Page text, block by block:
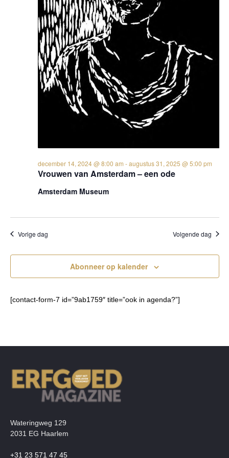
Vrouwen van Amsterdam – een ode
december 14, 2024 @ 8:00 am -augustus 31, 2025 @ 5:00 pm
Amsterdam Museum
Vorige dag Volgende dag
Abonneer op kalender
[contact-form-7 id=”9ab1759″ title=”ook in agenda?”]
Wateringweg 129
2031 EG Haarlem
+31 23 571 47 45